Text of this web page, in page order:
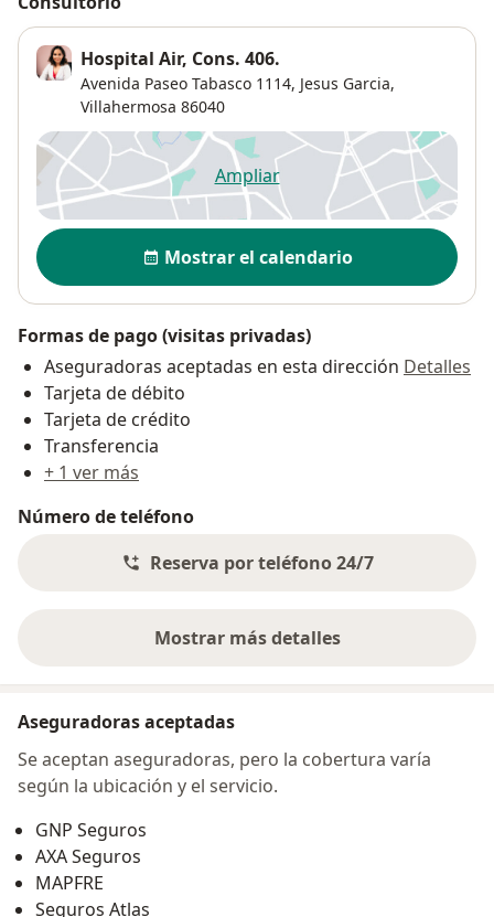
Hospital Air, Cons. 406.
Avenida Paseo Tabasco 1114, Jesus Garcia,
Villahermosa 86040
Ampliarse abre en una nueva
Disponibilidad
Mostrar el calendario
Formas de pago (visitas privadas)
Aseguradoras aceptadas en esta dirección Detalles
Tarjeta de débito
Tarjeta de crédito
Transferencia
+ 1 ver más
Número de teléfono
Reserva por teléfono 24/7
Mostrar más detalles
sobre la dirección
Aseguradoras aceptadas
Se aceptan aseguradoras, pero la cobertura varía
según la ubicación y el servicio.
GNP Seguros
AXA Seguros
MAPFRE
Seguros Atlas